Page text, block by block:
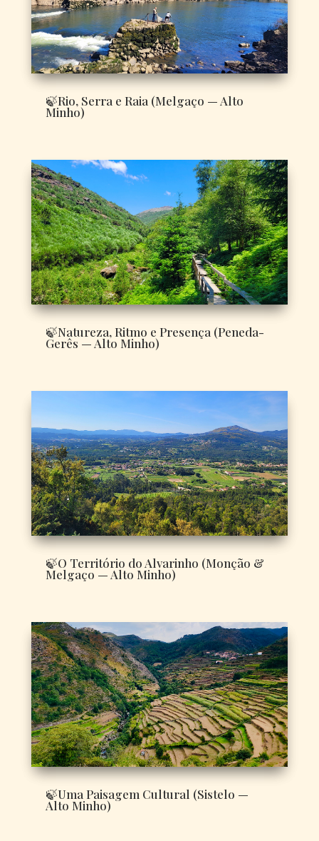
🍃Rio, Serra e Raia (Melgaço — Alto
Minho)
🍃Natureza, Ritmo e Presença (Peneda-
Gerês — Alto Minho)
🍃O Território do Alvarinho (Monção &
Melgaço — Alto Minho)
🍃Uma Paisagem Cultural (Sistelo —
Alto Minho)